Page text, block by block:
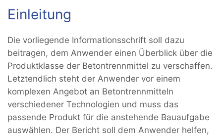
Einleitung
Die vorliegende Informationsschrift soll dazu
beitragen, dem Anwender einen Überblick über die
Produktklasse der Betontrennmittel zu verschaffen.
Letztendlich steht der Anwender vor einem
komplexen Angebot an Betontrennmitteln
verschiedener Technologien und muss das
passende Produkt für die anstehende Bauaufgabe
auswählen. Der Bericht soll dem Anwender helfen,